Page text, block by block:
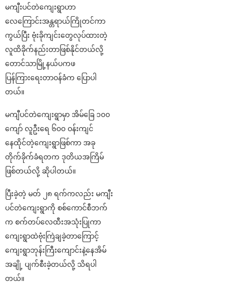
မကျီးပင်တဲကျေးရွာဟာ
လေကြောင်းအန္တရာယ်ကြိုတင်ကာ
ကွယ်ပြီး ဗုံးခိုကျင်းတွေလုပ်ထားတဲ့
လူထိခိုက်နည်းတာဖြစ်နိုင်တယ်လို့
တောင်သာမြို့နယ်ပကဖ
ပြန်ကြားရေးတာဝန်ခံက ပြောပါ
တယ်။
မကျီပင်တဲကျေးရွာမှာ အိမ်ခြေ ၁၀၀
ကျော် လူဦးရေ ၆၀၀ ဝန်းကျင်
နေထိုင်တဲ့ကျေးရွာဖြစ်ကာ အခု
တိုက်ခိုက်ခံရတက ဒုတိယအကြိမ်
ဖြစ်တယ်လို့ ဆိုပါတယ်။
ပြီးခဲ့တဲ့ မတ် ၂၈ ရက်ကလည်း မကျီး
ပင်တဲကျေးရွာကို စစ်ကောင်စီဘက်
က စက်တပ်လေထီးအသုံးပြုကာ
ကျေးရွာထဲဗုံးကြဲချခဲ့တာကြောင့်
ကျေးရွာဘုန်းကြီးကျောင်းနဲ့နေအိမ်
အချို့ ပျက်စီးခဲ့တယ်လို့ သိရပါ
တယ်။